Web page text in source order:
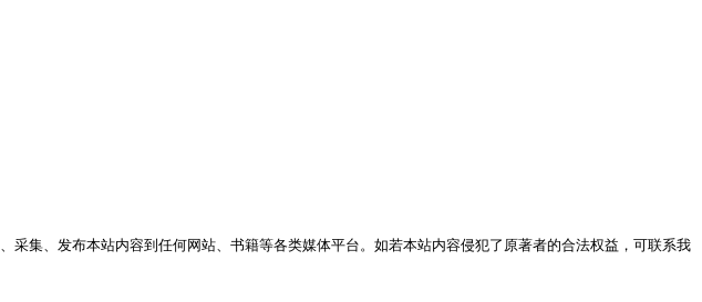
集、发布本站内容到任何网站、书籍等各类媒体平台。如若本站内容侵犯了原著者的合法权益，可联系我